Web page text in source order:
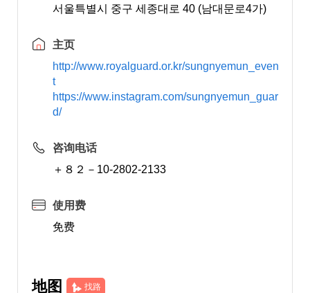
서울특별시 중구 세종대로 40 (남대문로4가)
主页
http://www.royalguard.or.kr/sungnyemun_even
t
https://www.instagram.com/sungnyemun_guar
d/
咨询电话
＋８２－10-2802-2133
使用费
免费
地图 找路